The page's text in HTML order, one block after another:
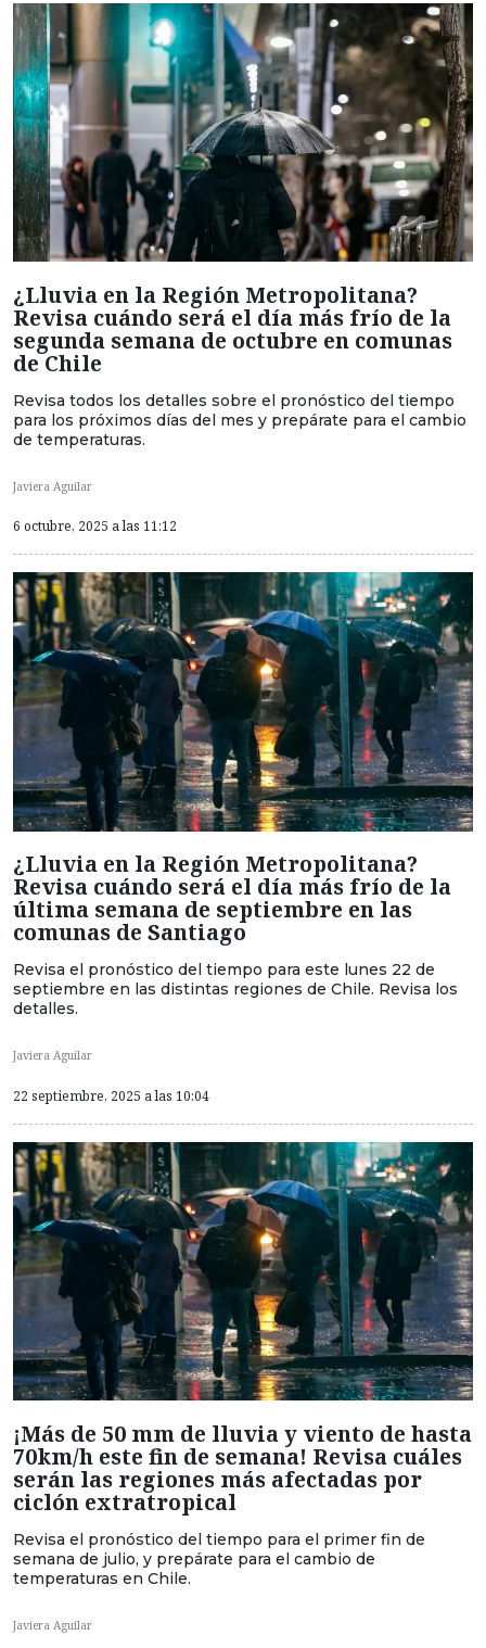
¿Lluvia en la Región Metropolitana?
Revisa cuándo será el día más frío de la
segunda semana de octubre en comunas
de Chile
Revisa todos los detalles sobre el pronóstico del tiempo
para los próximos días del mes y prepárate para el cambio
de temperaturas.
Javiera Aguilar
6 octubre, 2025 a las 11:12
¿Lluvia en la Región Metropolitana?
Revisa cuándo será el día más frío de la
última semana de septiembre en las
comunas de Santiago
Revisa el pronóstico del tiempo para este lunes 22 de
septiembre en las distintas regiones de Chile. Revisa los
detalles.
Javiera Aguilar
22 septiembre, 2025 a las 10:04
¡Más de 50 mm de lluvia y viento de hasta
70km/h este fin de semana! Revisa cuáles
serán las regiones más afectadas por
ciclón extratropical
Revisa el pronóstico del tiempo para el primer fin de
semana de julio, y prepárate para el cambio de
temperaturas en Chile.
Javiera Aguilar